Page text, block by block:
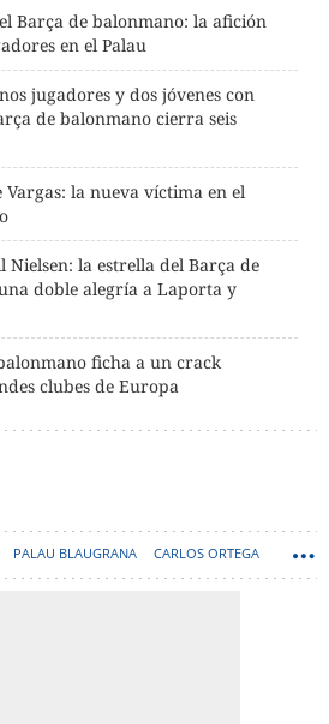
Barça de balonmano: la afición
en el Palau
jugadores y dos jóvenes con
de balonmano cierra seis
la nueva víctima en el
Nielsen: la estrella del Barça de
doble alegría a Laporta y
ficha a un crack
clubes de Europa
PALAU BLAUGRANA CARLOS ORTEGA